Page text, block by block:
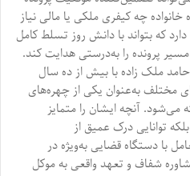
چه کیفری ملکی یا مالی نیاز
که بتواند با دانش روز تسلط کامل
پرونده را به‌درستی هدایت کند.
ملک زاده با بیش از ده سال
مختلف به‌عنوان یکی از چهره‌های
می‌شود. آنچه ایشان را متمایز
توانایی درک عمیق از
با دستگاه قضایی به‌ویژه در
شفاف و تعهد واقعی به موکل